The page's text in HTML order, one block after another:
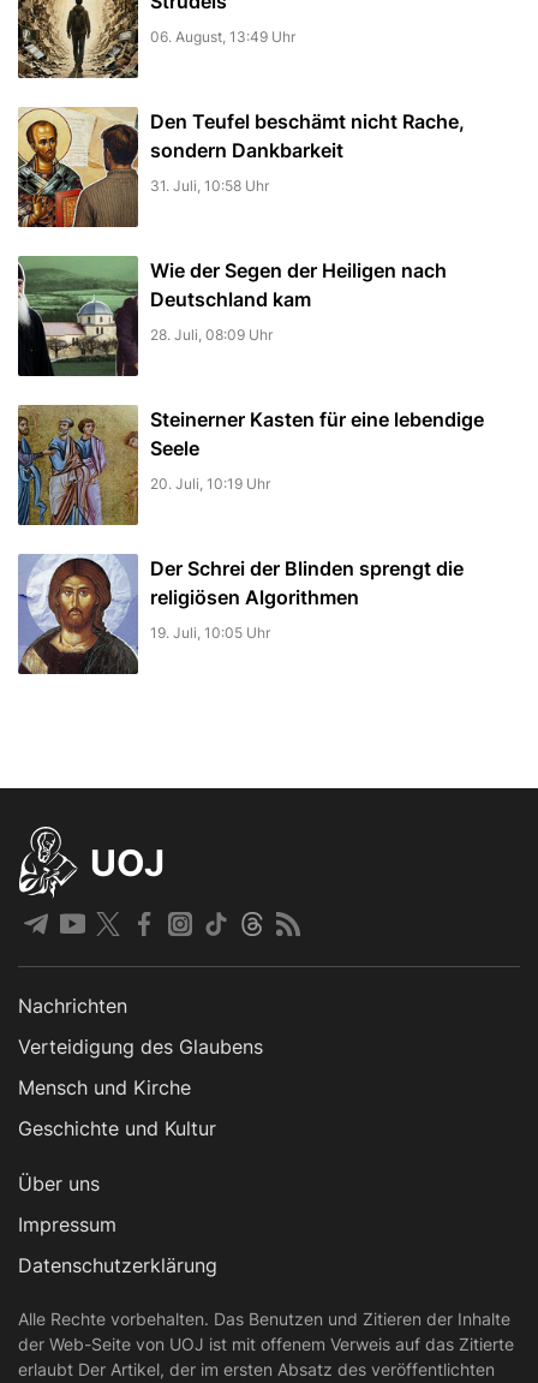
06. August, 13:49 Uhr
Den Teufel beschämt nicht Rache,
sondern Dankbarkeit
31. Juli, 10:58 Uhr
Wie der Segen der Heiligen nach
Deutschland kam
28. Juli, 08:09 Uhr
Steinerner Kasten für eine lebendige
Seele
20. Juli, 10:19 Uhr
Der Schrei der Blinden sprengt die
religiösen Algorithmen
19. Juli, 10:05 Uhr
UOJ
Nachrichten
Verteidigung des Glaubens
Mensch und Kirche
Geschichte und Kultur
Über uns
Impressum
Datenschutzerklärung
Alle Rechte vorbehalten. Das Benutzen und Zitieren der Inhalte
der Web-Seite von UOJ ist mit offenem Verweis auf das Zitierte
erlaubt Der Artikel, der im ersten Absatz des veröffentlichten